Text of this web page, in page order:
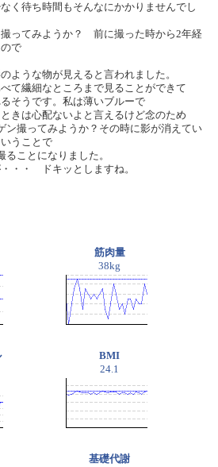
く待ち時間もそんなにかかりませんでし
ってみようか？ 前に撮った時から2年経
で
ような物が見えると言われました。
て繊細なところまで見ることができて
そうです。私は薄いブルーで
きは心配ないよと言えるけど念のため
ン撮ってみようか？その時に影が消えてい
うことで
ることになりました。
・・ ドキッとしますね。
筋肉量
38kg
BMI
24.1
基礎代謝